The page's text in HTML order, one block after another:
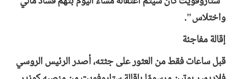
واختلاس".
إقالة مفاجئة
قبل ساعات فقط من العثور على جثته، أصدر الرئيس الروسي